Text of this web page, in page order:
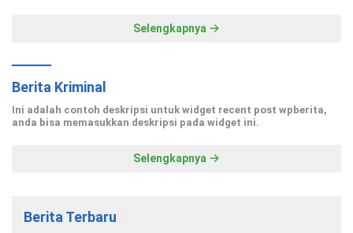
Selengkapnya
Berita Kriminal
Ini adalah contoh deskripsi untuk widget recent post wpberita,
anda bisa memasukkan deskripsi pada widget ini.
Selengkapnya
Berita Terbaru